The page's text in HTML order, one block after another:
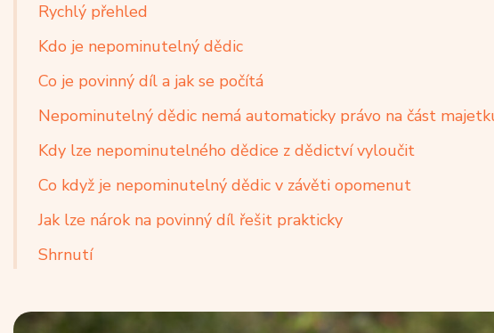
Rychlý přehled
Kdo je nepominutelný dědic
Co je povinný díl a jak se počítá
Nepominutelný dědic nemá automaticky právo na část
Kdy lze nepominutelného dědice z dědictví vyloučit
Co když je nepominutelný dědic v závěti opomenut
Jak lze nárok na povinný díl řešit prakticky
Shrnutí